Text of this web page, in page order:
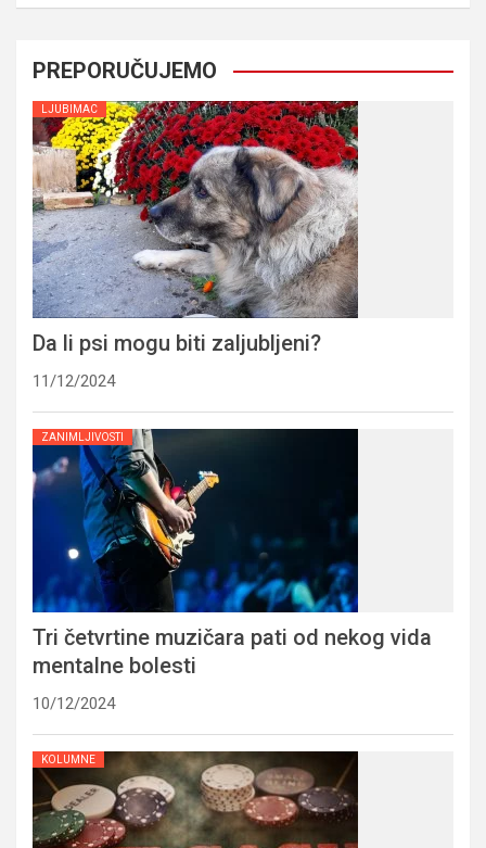
PREPORUČUJEMO
LJUBIMAC
Da li psi mogu biti zaljubljeni?
11/12/2024
ZANIMLJIVOSTI
Tri četvrtine muzičara pati od nekog vida
mentalne bolesti
10/12/2024
KOLUMNE